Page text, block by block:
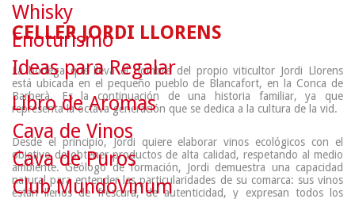
CELLER JORDI LLORENS
La bodega que lleva el nombre del propio viticultor Jordi Llorens
está ubicada en el pequeño pueblo de Blancafort, en la Conca de
Barberà. Es la continuación de una historia familiar, ya que
representa la octava generación que se dedica a la cultura de la vid.
Desde el principio, Jordi quiere elaborar vinos ecológicos con el
objetivo de obtener productos de alta calidad, respetando al medio
ambiente. Geólogo de formación, Jordi demuestra una capacidad
natural para entender las particularidades de su comarca: sus vinos
están llenos de frescura, de autenticidad, y expresan todos los
Whisky
Enoturismo
Ideas para Regalar
Libro de Aromas
Cava de Vinos
Cava de Puros
Club MundoVinum